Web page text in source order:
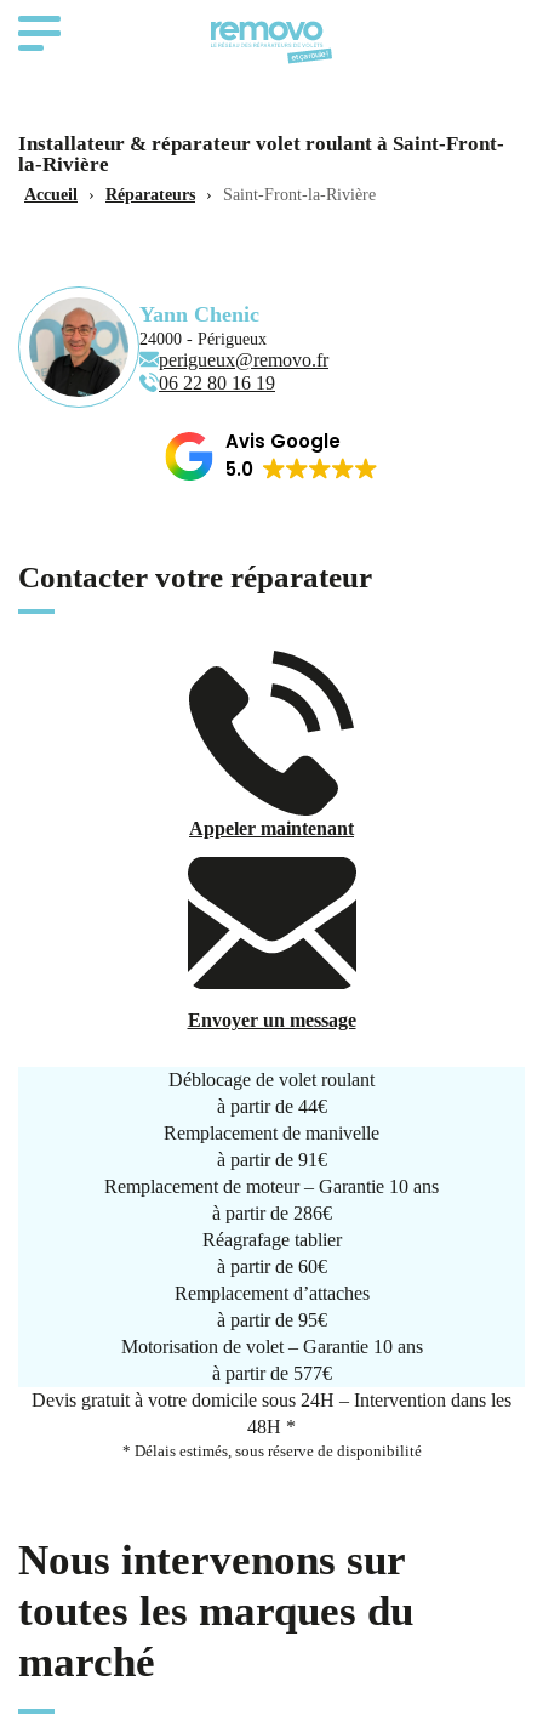
Installateur & réparateur volet roulant à Saint-Front-
la-Rivière
Accueil › Réparateurs › Saint-Front-la-Rivière
Yann Chenic
24000 - Périgueux
perigueux@removo.fr
06 22 80 16 19
Avis Google
5.0
Contacter votre réparateur
Appeler maintenant
Envoyer un message
Déblocage de volet roulant
à partir de 44€
Remplacement de manivelle
à partir de 91€
Remplacement de moteur – Garantie 10 ans
à partir de 286€
Réagrafage tablier
à partir de 60€
Remplacement d’attaches
à partir de 95€
Motorisation de volet – Garantie 10 ans
à partir de 577€
Devis gratuit à votre domicile sous 24H – Intervention dans les
48H *
* Délais estimés, sous réserve de disponibilité
Nous intervenons sur
toutes les marques du
marché